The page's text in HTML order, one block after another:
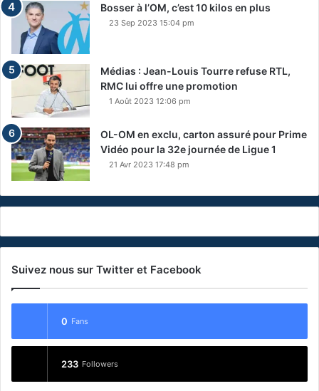
Bosser à l’OM, c’est 10 kilos en plus
23 Sep 2023 15:04 pm
Médias : Jean-Louis Tourre refuse RTL,
RMC lui offre une promotion
1 Août 2023 12:06 pm
OL-OM en exclu, carton assuré pour Prime
Vidéo pour la 32e journée de Ligue 1
21 Avr 2023 17:48 pm
Suivez nous sur Twitter et Facebook
0 Fans
233 Followers